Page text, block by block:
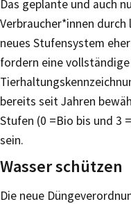
Das geplante und auch
Verbraucher*innen
neues Stufensystem
fordern eine
bereits seit Jahren
Stufen (0 =Bio bis und 3
sein.
Wasser schützen
Die neue